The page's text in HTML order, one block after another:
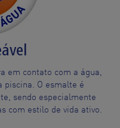
em contato com a água,
piscina. O esmalte é
sendo especialmente
com estilo de vida ativo.